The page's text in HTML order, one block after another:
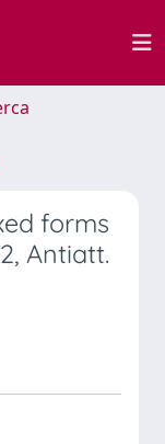
forms
Antiatt.